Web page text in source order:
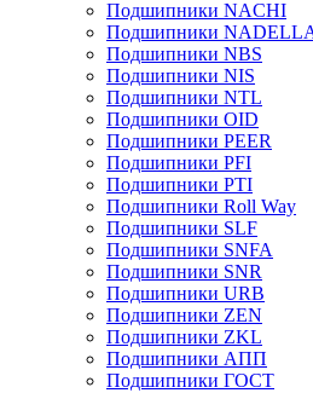
Подшипники NACHI
Подшипники
Подшипники NBS
Подшипники NIS
Подшипники NTL
Подшипники OID
Подшипники PEER
Подшипники PFI
Подшипники PTI
Подшипники Roll Way
Подшипники SLF
Подшипники SNFA
Подшипники SNR
Подшипники URB
Подшипники ZEN
Подшипники ZKL
Подшипники АПП
Подшипники ГОСТ